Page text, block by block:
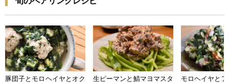
豚団子とモロヘイヤとオク
生ピーマンと鯖マヨマスタ
モロヘイヤと